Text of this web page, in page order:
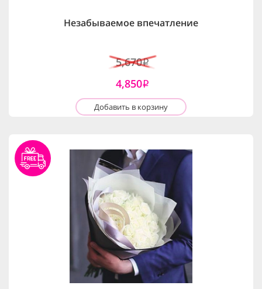
Незабываемое впечатление
5,670i
4,850i
Добавить в корзину